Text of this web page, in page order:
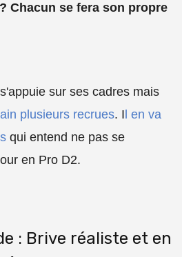
Chacun se fera son propre
sur ses cadres mais
plusieurs recrues. I l en va
qui entend ne pas se
en Pro D2.
: Brive réaliste et en